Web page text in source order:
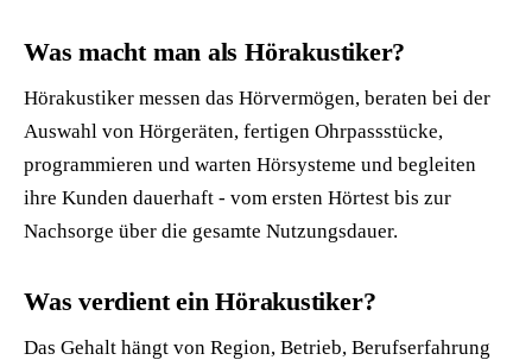
Was macht man als Hörakustiker?
Hörakustiker messen das Hörvermögen, beraten bei der
Auswahl von Hörgeräten, fertigen Ohrpassstücke,
programmieren und warten Hörsysteme und begleiten
ihre Kunden dauerhaft - vom ersten Hörtest bis zur
Nachsorge über die gesamte Nutzungsdauer.
Was verdient ein Hörakustiker?
Das Gehalt hängt von Region, Betrieb, Berufserfahrung